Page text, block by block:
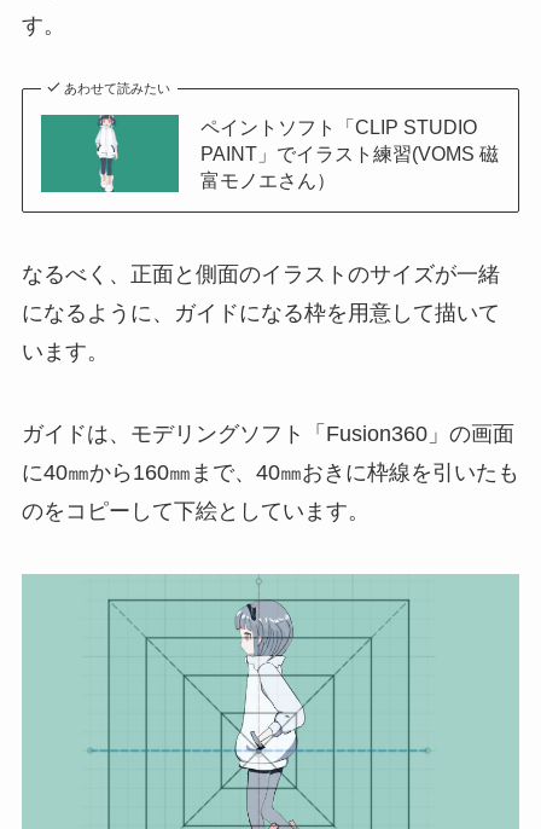
す。
あわせて読みたい
ペイントソフト「CLIP STUDIO
PAINT」でイラスト練習(VOMS 磁
富モノエさん）
なるべく、正面と側面のイラストのサイズが一緒
になるように、ガイドになる枠を用意して描いて
います。
ガイドは、モデリングソフト「Fusion360」の画面
に40㎜から160㎜まで、40㎜おきに枠線を引いたも
のをコピーして下絵としています。